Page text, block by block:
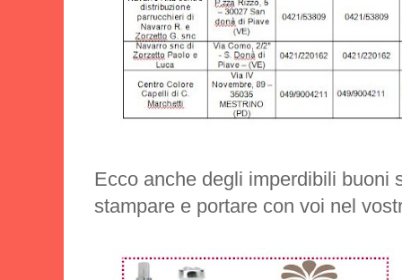
Ecco anche degli imperdibili buoni
stampare e portare con voi nel